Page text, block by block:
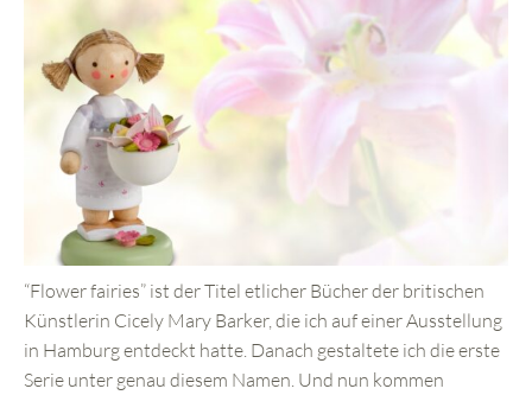
“Flower fairies” ist der Titel etlicher Bücher der britischen
Künstlerin Cicely Mary Barker, die ich auf einer Ausstellung
in Hamburg entdeckt hatte. Danach gestaltete ich die erste
Serie unter genau diesem Namen. Und nun kommen